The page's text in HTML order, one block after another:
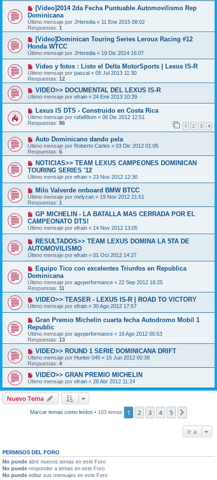
[Video]2014 2da Fecha Puntuable Automovilismo Rep
Dominicana
Último mensaje por JHeredia « 11 Ene 2015 08:02
Respuestas: 1
[Video]Dominican Touring Series Leroux Racing #12
Honda WTCC
Último mensaje por JHeredia « 19 Dic 2014 16:07
Video y fotos : Listo el Delta MotorSports | Lexus IS-R
Último mensaje por pascal « 05 Jul 2013 11:30
Respuestas: 12
VIDEO>> DOCUMENTAL DEL LEXUS IS-R
Último mensaje por efrain « 24 Ene 2013 10:39
Lexus IS DTS - Construido en Costa Rica
Último mensaje por rafa88om « 06 Dic 2012 12:51
Respuestas: 86 1 2 3 4
Auto Dominicano dando pela
Último mensaje por Roberto Carles « 03 Dic 2012 01:05
Respuestas: 6
NOTICIAS>> TEAM LEXUS CAMPEONES DOMINICAN
TOURING SERIES '12
Último mensaje por efrain « 23 Nov 2012 12:30
Milo Valverde onboard BMW BTCC
Último mensaje por melyzan « 19 Nov 2012 21:51
Respuestas: 1
GP MICHELIN - LA BATALLA MAS CERRADA POR EL
CAMPEONATO DTS!
Último mensaje por efrain « 14 Nov 2012 13:05
RESULTADOS>> TEAM LEXUS DOMINA LA 5TA DE
AUTOMOVILISMO
Último mensaje por efrain « 01 Oct 2012 14:27
Equipo Tico con excelentes Triunfos en Republica
Dominicana
Último mensaje por agvperformance « 22 Sep 2012 16:25
Respuestas: 11
VIDEO>> TEASER - LEXUS IS-R | ROAD TO VICTORY
Último mensaje por efrain « 30 Ago 2012 17:57
Gran Premio Michelin cuarta fecha Autodromo Mobil 1
Republic
Último mensaje por agvperformance « 16 Ago 2012 00:53
Respuestas: 13
VIDEO>> ROUND 1 SERIE DOMINICANA DRIFT
Último mensaje por Hunter 045 « 15 Jun 2012 00:38
Respuestas: 4
VIDEO>> GRAN PREMIO MICHELIN
Último mensaje por efrain « 28 Abr 2012 11:24
Nuevo Tema
Marcar temas como leídos • 103 temas 1 2 3 4 5
Ir a
PERMISOS DEL FORO
No puede abrir nuevos temas en este Foro
No puede responder a temas en este Foro
No puede editar sus mensajes en este Foro